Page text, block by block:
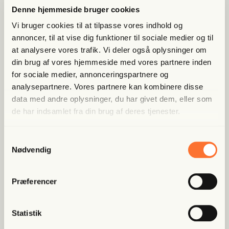
Denne hjemmeside bruger cookies
Vi bruger cookies til at tilpasse vores indhold og
annoncer, til at vise dig funktioner til sociale medier og til
at analysere vores trafik. Vi deler også oplysninger om
din brug af vores hjemmeside med vores partnere inden
for sociale medier, annonceringspartnere og
analysepartnere. Vores partnere kan kombinere disse
data med andre oplysninger, du har givet dem, eller som
de har indsamlet fra din brug af deres tjenester.
Nødvendig
Præferencer
Statistik